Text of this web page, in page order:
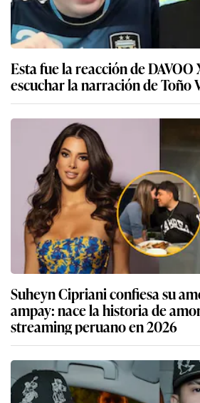
Esta fue la reacción de DAVOO
escuchar la narración de Toño
Suheyn Cipriani confiesa su
ampay: nace la historia de
streaming peruano en 2026